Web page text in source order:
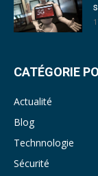
CATÉGORIE
Actualité
Blog
Technnologie
Sécurité